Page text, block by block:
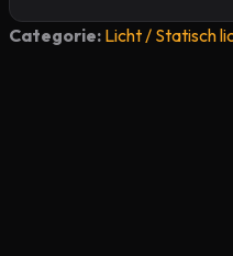
Categorie: Licht / Statisch